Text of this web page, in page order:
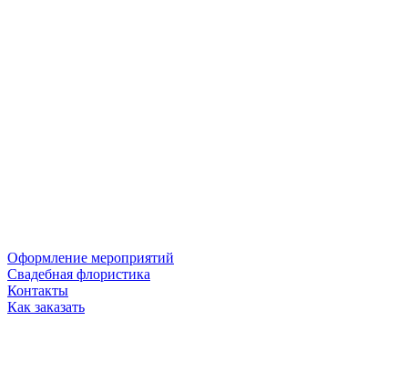
Оформление мероприятий
Свадебная флористика
Контакты
Как заказать